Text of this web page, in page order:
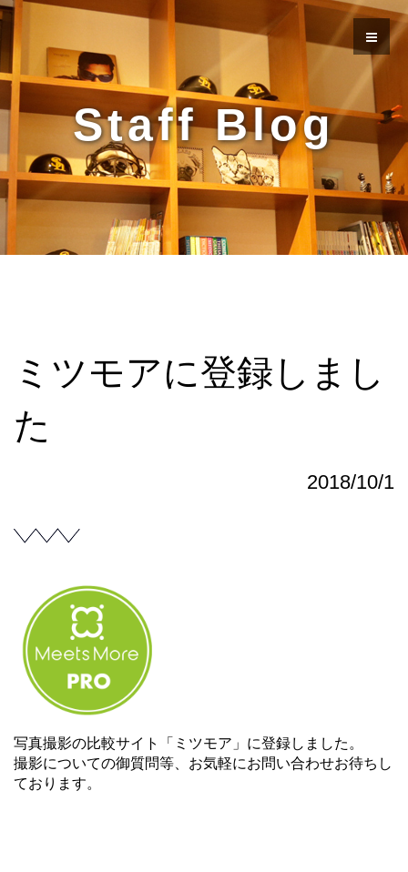
Staff Blog
ミツモアに登録しまし
た
2018/10/1
写真撮影の比較サイト「ミツモア」に登録しました。
撮影についての御質問等、お気軽にお問い合わせお待ちし
ております。